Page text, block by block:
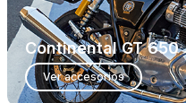
Continental GT 650
Ver accesorios